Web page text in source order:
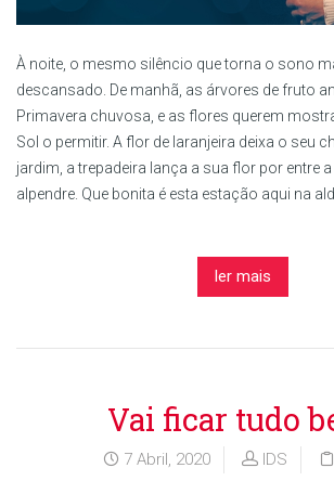
À noite, o mesmo silêncio que torna o sono
descansado. De manhã, as árvores de fruto
Primavera chuvosa, e as flores querem
Sol o permitir. A flor de laranjeira deixa o seu
jardim, a trepadeira lança a sua flor por entre
alpendre. Que bonita é esta estação aqui na
ler mais
Vai ficar tudo
7 Abril, 2020 IDS